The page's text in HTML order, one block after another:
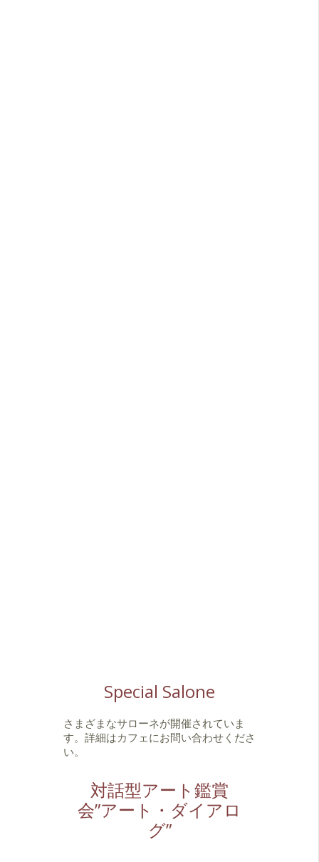
Special Salone
さまざまなサローネが開催されていま
す。詳細はカフェにお問い合わせくださ
い。
対話型アート鑑賞
会”アート・ダイアロ
グ”